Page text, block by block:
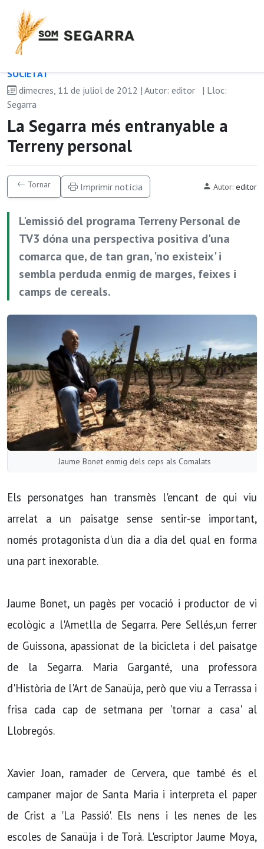
SOCIETAT
dimecres, 11 de juliol de 2012 | Autor: editor
| Lloc:
Segarra
La Segarra més entranyable a
Terreny personal
Tornar Imprimir notícia Autor: editor
L'emissió del programa Terreny Personal de
TV3 dóna una perspectiva positiva d'una
comarca que, de tan gran, 'no existeix' i
sembla perduda enmig de marges, feixes i
camps de cereals.
Jaume Bonet enmig dels ceps als Comalats
Els personatges han transmès l'encant de qui viu
arrelat a un paisatge sense sentir-se important,
només protagonista d'un dia a dia del qual en forma
una part inexorable.
Jaume Bonet, un pagès per vocació i productor de vi
ecològic a l'Ametlla de Segarra. Pere Sellés,un ferrer
de Guissona, apassionat de la bicicleta i del paisatge
de la Segarra. Maria Garganté, una professora
d'Història de l'Art de Sanaüja, però que viu a Terrassa i
frisa cada cap de setmana per 'tornar a casa' al
Llobregós.
Xavier Joan, ramader de Cervera, que també és el
campaner major de Santa Maria i interpreta el paper
de Crist a 'La Passió'. Els nens i les nenes de les
escoles de Sanaüja i de Torà. L'escriptor Jaume Moya,